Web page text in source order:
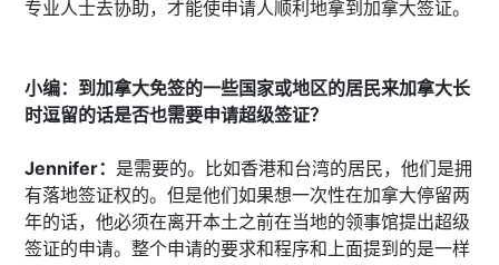
专业人士去协助，才能使申请人顺利地拿到加拿大签证。
小编：到加拿大免签的一些国家或地区的居民来加拿大长
时逗留的话是否也需要申请超级签证？
Jennifer： 是需要的。比如香港和台湾的居民，他们是拥
有落地签证权的。但是他们如果想一次性在加拿大停留两
年的话，他必须在离开本土之前在当地的领事馆提出超级
签证的申请。整个申请的要求和程序和上面提到的是一样